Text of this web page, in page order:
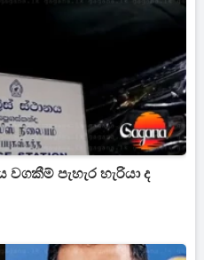
පැහැර හැරියා ද